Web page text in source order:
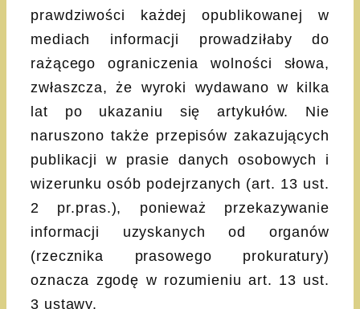
prawdziwości każdej opublikowanej w
mediach informacji prowadziłaby do
rażącego ograniczenia wolności słowa,
zwłaszcza, że wyroki wydawano w kilka
lat po ukazaniu się artykułów. Nie
naruszono także przepisów zakazujących
publikacji w prasie danych osobowych i
wizerunku osób podejrzanych (art. 13 ust.
2 pr.pras.), ponieważ przekazywanie
informacji uzyskanych od organów
(rzecznika prasowego prokuratury)
oznacza zgodę w rozumieniu art. 13 ust.
3 ustawy.